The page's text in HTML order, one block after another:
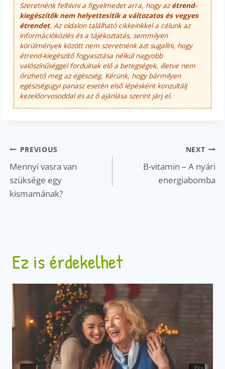
Szeretnénk felhívni a figyelmedet arra, hogy azétrend-
kiegészítők nem helyettesítik a változatos és vegyes
étrendet. Az oldalon található cikkeinkkel a célunk az
információközlés és a tájékoztatás, semmilyen
körülmények között nem szeretnénk azt sugallni, hogy
étrend-kiegészítő fogyasztása nélkül nagyobb
valószínűséggel fordulnak elő a betegségek, illetve nem
őrizhető meg az egészség. Kérünk, hogy bármilyen
egészségügyi panasz esetén első lépésként konzultálj
kezelőorvosoddal és az ő ajánlása szerint járj el.
Bejegyzés
navigáció
PREVIOUS
Mennyi vasra van
szüksége egy
kismamának?
NEXT
B-vitamin – A nyári
energiabomba
Ez is érdekelhet